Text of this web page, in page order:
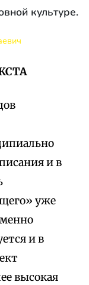
культуре.
и в
уже
и в
высокая